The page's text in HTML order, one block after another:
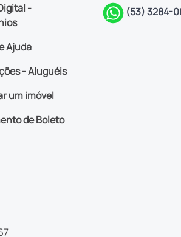
-
Ajuda
- Aluguéis
um imóvel
de Boleto
(53) 3284-